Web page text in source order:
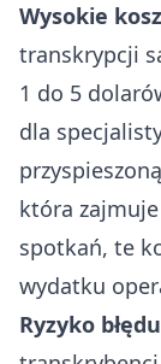
Wysokie
transkrypcji
1 do 5
dla
która
spotkań, te
wydatku
Ryzyko